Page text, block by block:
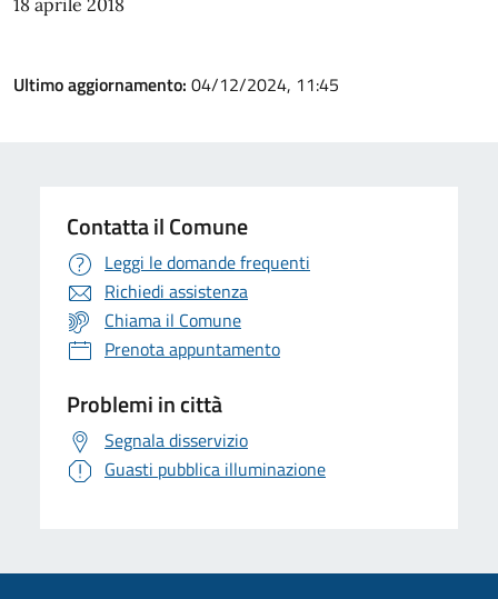
18 aprile 2018
Ultimo aggiornamento: 04/12/2024, 11:45
Contatta il Comune
Leggi le domande frequenti
Richiedi assistenza
Chiama il Comune
Prenota appuntamento
Problemi in città
Segnala disservizio
Guasti pubblica illuminazione